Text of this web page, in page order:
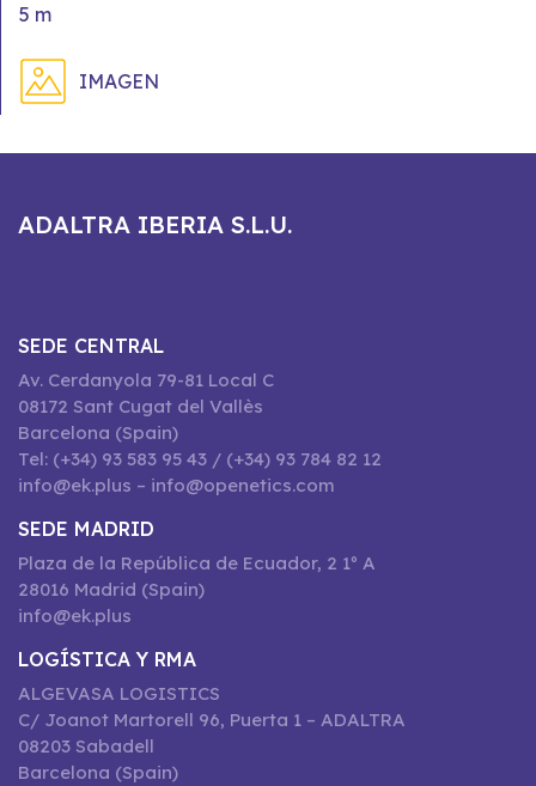
5 m
IMAGEN
ADALTRA IBERIA S.L.U.
SEDE CENTRAL
Av. Cerdanyola 79-81 Local C
08172 Sant Cugat del Vallès
Barcelona (Spain)
Tel: (+34) 93 583 95 43 / (+34) 93 784 82 12
info@ek.plus – info@openetics.com
SEDE MADRID
Plaza de la República de Ecuador, 2 1º A
28016 Madrid (Spain)
info@ek.plus
LOGÍSTICA Y RMA
ALGEVASA LOGISTICS
C/ Joanot Martorell 96, Puerta 1 – ADALTRA
08203 Sabadell
Barcelona (Spain)